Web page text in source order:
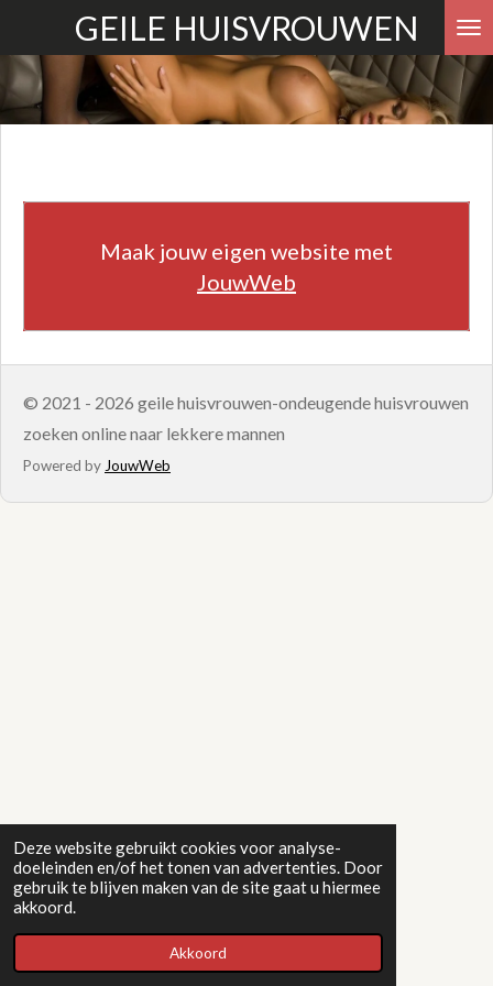
Deze website gebruikt cookies voor analyse-
doeleinden en/of het tonen van advertenties. Door
gebruik te blijven maken van de site gaat u hiermee
akkoord.
Akkoord
direct
naar
GEILE HUISVROUWEN
Maak jouw eigen website met
JouwWeb
© 2021 - 2026 geile huisvrouwen-ondeugende huisvrouwen
zoeken online naar lekkere mannen
Powered by JouwWeb